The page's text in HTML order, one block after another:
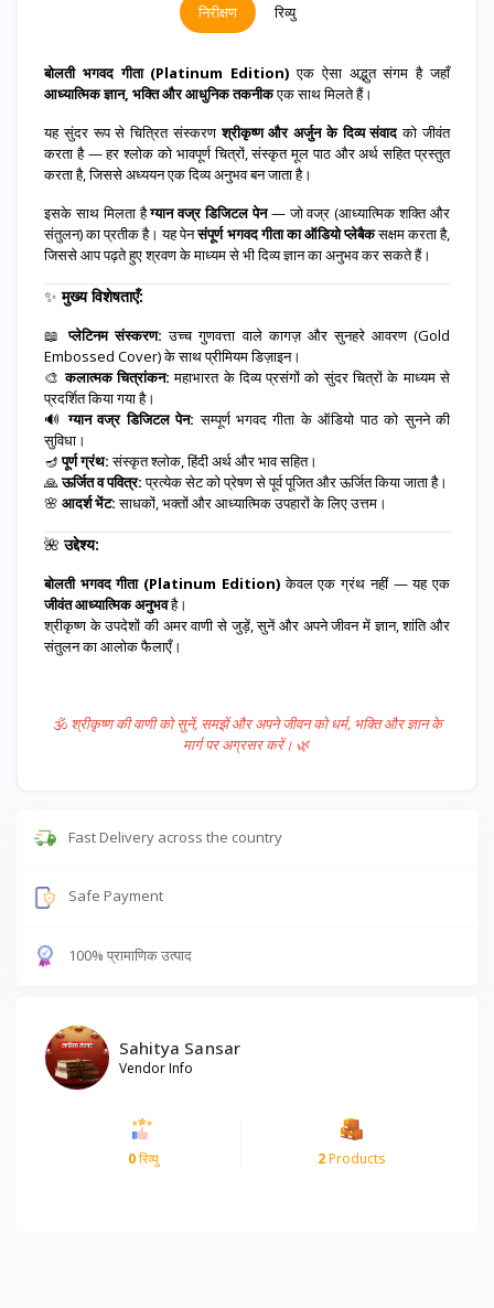
निरीक्षण रिव्यु
बोलती भगवद गीता (Platinum Edition) एक ऐसा अद्भुत संगम है जहाँ
आध्यात्मिक ज्ञान, भक्ति और आधुनिक तकनीकएक साथ मिलते हैं।
यह सुंदर रूप से चित्रित संस्करणश्रीकृष्ण और अर्जुन के दिव्य संवादको जीवंत
करता है — हर श्लोक को भावपूर्ण चित्रों, संस्कृत मूल पाठ और अर्थ सहित प्रस्तुत
करता है, जिससे अध्ययन एक दिव्य अनुभव बन जाता है।
इसके साथ मिलता हैग्यान वज्र डिजिटल पेन— जो वज्र (आध्यात्मिक शक्ति और
संतुलन) का प्रतीक है। यह पेनसंपूर्ण भगवद गीता का ऑडियो प्लेबैकसक्षम करता है,
जिससे आप पढ़ते हुए श्रवण के माध्यम से भी दिव्य ज्ञान का अनुभव कर सकते हैं।
✨मुख्य विशेषताएँ:
📖प्लेटिनम संस्करण: उच्च गुणवत्ता वाले कागज़ और सुनहरे आवरण (Gold
Embossed Cover) के साथ प्रीमियम डिज़ाइन।
🎨कलात्मक चित्रांकन: महाभारत के दिव्य प्रसंगों को सुंदर चित्रों के माध्यम से
प्रदर्शित किया गया है।
🔊ग्यान वज्र डिजिटल पेन: सम्पूर्ण भगवद गीता के ऑडियो पाठ को सुनने की
सुविधा।
🪔पूर्ण ग्रंथ:संस्कृत श्लोक, हिंदी अर्थ और भाव सहित।
🙏ऊर्जित व पवित्र:प्रत्येक सेट को प्रेषण से पूर्व पूजित और ऊर्जित किया जाता है।
🌸 आदर्श भेंट:साधकों, भक्तों और आध्यात्मिक उपहारों के लिए उत्तम।
🌺उद्देश्य:
बोलती भगवद गीता (Platinum Edition)केवल एक ग्रंथ नहीं — यह एक
जीवंत आध्यात्मिक अनुभवहै।
श्रीकृष्ण के उपदेशों की अमर वाणी से जुड़ें, सुनें और अपने जीवन में ज्ञान, शांति और
संतुलन का आलोक फैलाएँ।
🕉️ श्रीकृष्ण की वाणी को सुनें, समझें और अपने जीवन को धर्म, भक्ति और ज्ञान के
मार्ग पर अग्रसर करें। 🌿
Fast Delivery across the country
Safe Payment
100% प्रामाणिक उत्पाद
Sahitya Sansar
Vendor Info
0रिव्यु 2Products